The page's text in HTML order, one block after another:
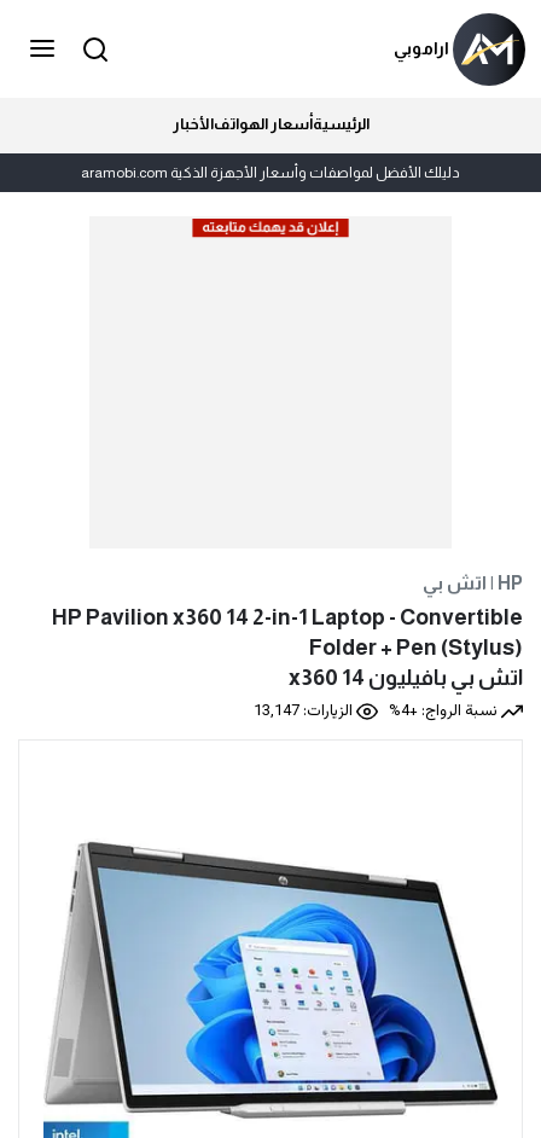
اراموبي
الرئيسيةأسعار الهواتفالأخبار
دليلك الأفضل لمواصفات وأسعار الأجهزة الذكية aramobi.com
اتش بي | HP
HP Pavilion x360 14 2-in-1 Laptop - Convertible
Folder + Pen (Stylus)
نسبة الرواج: +4%
الزيارات: 13,147